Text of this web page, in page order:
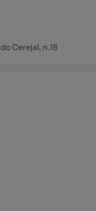
Cerejal, n.18